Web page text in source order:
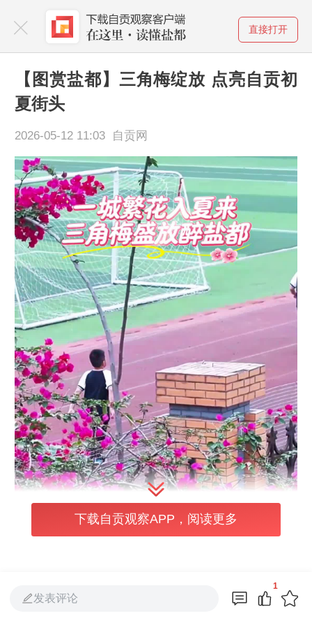
直接打开
【图赏盐都】三角梅绽放 点亮自贡初
夏街头
2026-05-12 11:03 自贡网
下载自贡观察APP，阅读更多
发表评论
1